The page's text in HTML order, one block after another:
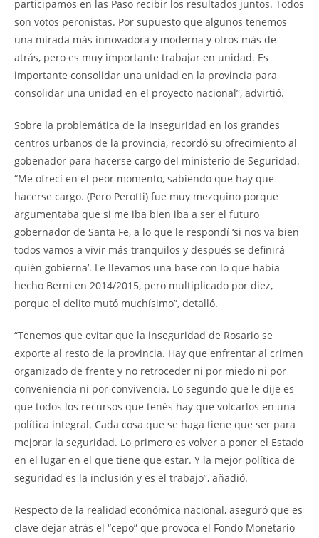
participamos en las Paso recibir los resultados juntos. Todos
son votos peronistas. Por supuesto que algunos tenemos
una mirada más innovadora y moderna y otros más de
atrás, pero es muy importante trabajar en unidad. Es
importante consolidar una unidad en la provincia para
consolidar una unidad en el proyecto nacional”, advirtió.
Sobre la problemática de la inseguridad en los grandes
centros urbanos de la provincia, recordó su ofrecimiento al
gobenador para hacerse cargo del ministerio de Seguridad.
“Me ofrecí en el peor momento, sabiendo que hay que
hacerse cargo. (Pero Perotti) fue muy mezquino porque
argumentaba que si me iba bien iba a ser el futuro
gobernador de Santa Fe, a lo que le respondí ‘si nos va bien
todos vamos a vivir más tranquilos y después se definirá
quién gobierna’. Le llevamos una base con lo que había
hecho Berni en 2014/2015, pero multiplicado por diez,
porque el delito mutó muchísimo”, detalló.
“Tenemos que evitar que la inseguridad de Rosario se
exporte al resto de la provincia. Hay que enfrentar al crimen
organizado de frente y no retroceder ni por miedo ni por
conveniencia ni por convivencia. Lo segundo que le dije es
que todos los recursos que tenés hay que volcarlos en una
política integral. Cada cosa que se haga tiene que ser para
mejorar la seguridad. Lo primero es volver a poner el Estado
en el lugar en el que tiene que estar. Y la mejor política de
seguridad es la inclusión y es el trabajo”, añadió.
Respecto de la realidad económica nacional, aseguró que es
clave dejar atrás el “cepo” que provoca el Fondo Monetario